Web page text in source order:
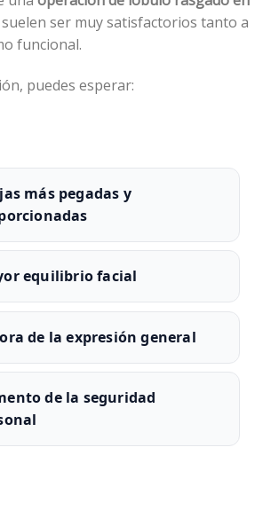
suelen ser muy satisfactorios tanto a
funcional.
puedes esperar:
más pegadas y
equilibrio facial
de la expresión general
de la seguridad